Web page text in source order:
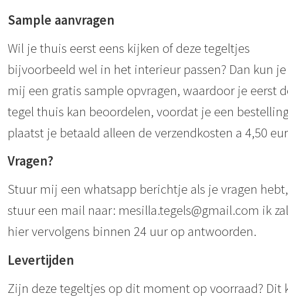
Sample aanvragen
Wil je thuis eerst eens kijken of deze tegeltjes
bijvoorbeeld wel in het interieur passen? Dan kun
mij een gratis sample opvragen, waardoor je eerst
tegel thuis kan beoordelen, voordat je een
plaatst je betaald alleen de verzendkosten a 4,50
Vragen?
Stuur mij een whatsapp berichtje als je vragen
stuur een mail naar: mesilla.tegels@gmail.com ik zal
hier vervolgens binnen 24 uur op antwoorden.
Levertijden
Zijn deze tegeltjes op dit moment op voorraad? Dit